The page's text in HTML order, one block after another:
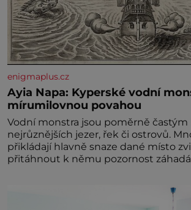
enigmaplus.cz
Ayia Napa: Kyperské vodní
mírumilovnou povahou
Vodní monstra jsou poměrně
nejrůznějších jezer, řek či ostrovů.
přikládají hlavně snaze dané místo
přitáhnout k němu pozornost